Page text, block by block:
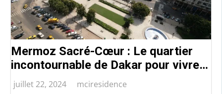
Mermoz Sacré-Cœur : Le quartier
incontournable de Dakar pour vivre
et investir en 2024
juillet 22, 2024
mciresidence